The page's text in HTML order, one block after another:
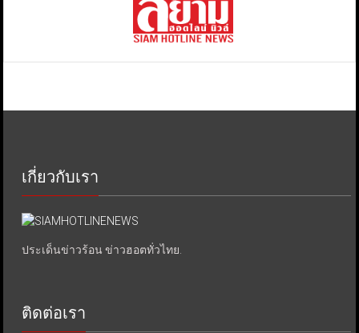
เกี่ยวกับเรา
ประเด็นข่าวร้อน ข่าวฮอตทั่วไทย.
ติดต่อเรา